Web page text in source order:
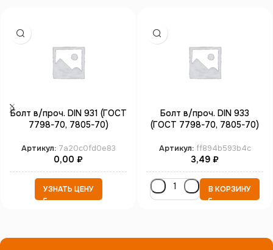
Болт в/проч. DIN 931 (ГОСТ
7798-70, 7805-70)
кл.пр. 12.9 б/п
Артикул: 7a20c0fd0e83
0,00 ₽
УЗНАТЬ ЦЕНУ
Болт в/проч. DIN 933
(ГОСТ 7798-70, 7805-70)
кл.пр.8.8 цинк
Артикул: ff894b593b4c
3,49 ₽
В КОРЗИНУ